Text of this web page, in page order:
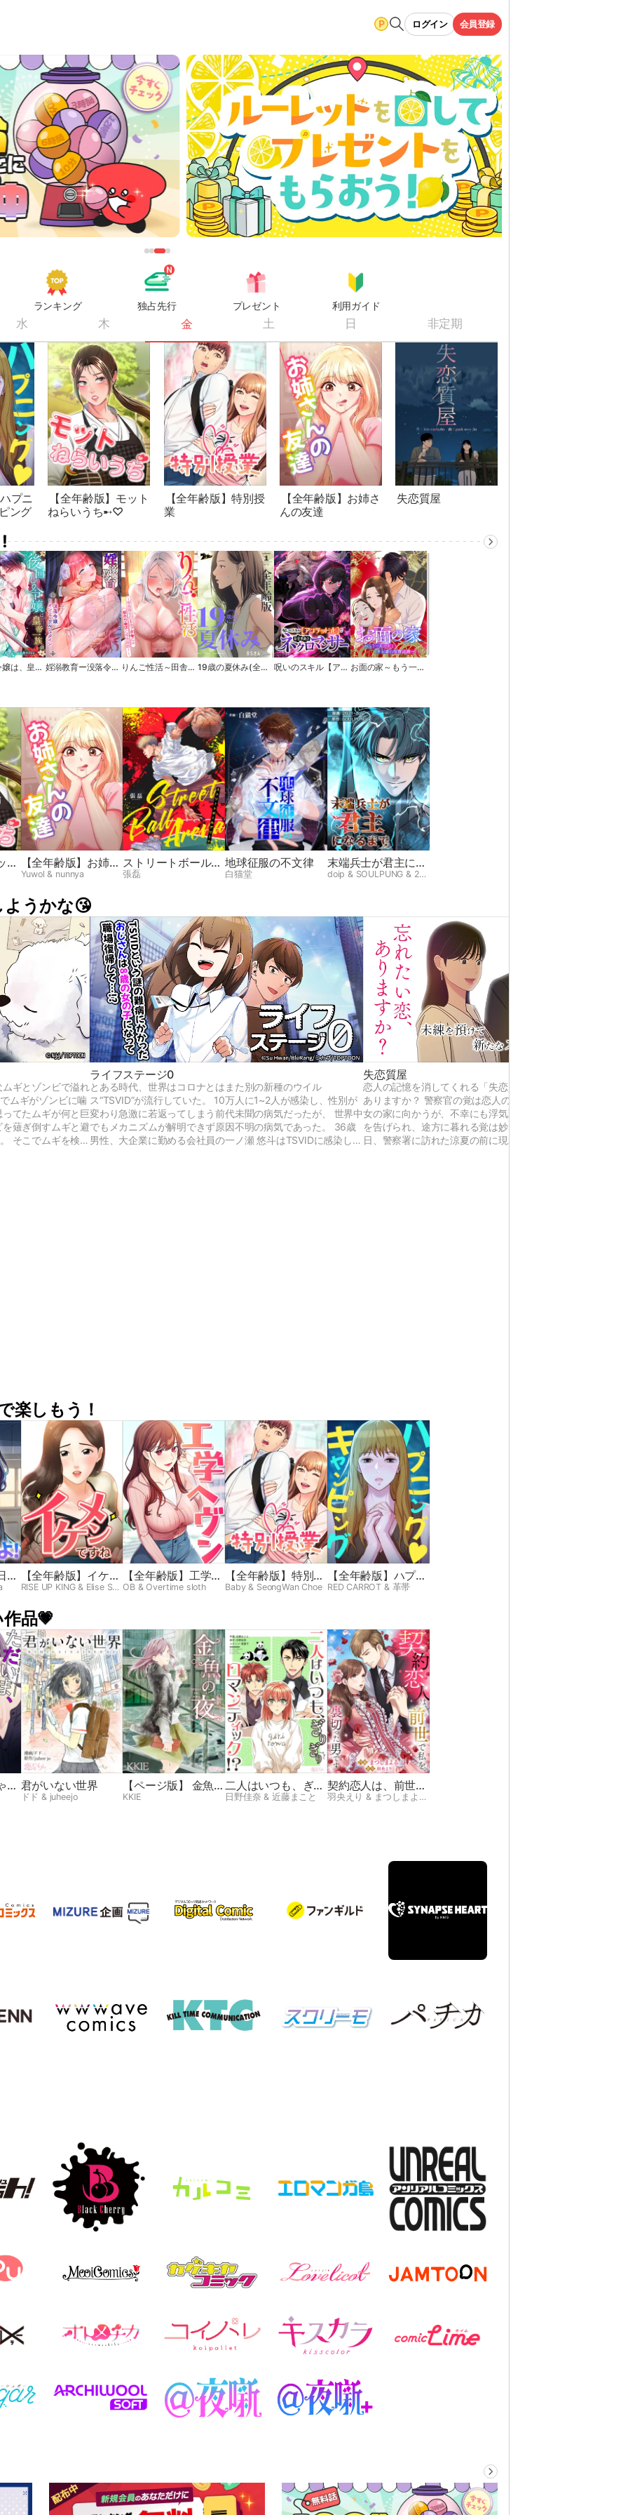
ログイン 会員登録
ランキング 独占先行 プレゼント 利用ガイド
水 木 金 土 日 非定期
プニ
ング
【全年齢版】モット
ねらいうち➸♡
【全年齢版】特別授
業
【全年齢版】お姉さ
んの友達
失恋質屋
後回し令嬢は、皇帝一族の愛され世話係になりました【タテヨミ】 婬溺教育ー没落令嬢 リオン・エーデルシュタインー【ソフト版】【フルカラー】【タテヨミ】 りんご性活～田舎育ちのエルフま●こは都会ち●ぽと相性抜群！【ソフト版】【フルカラー】【タテヨミ】 19歳の夏休み(全年齢版)【タテヨミ】 呪いのスキル【アンデット化】で最恐無敵のネクロマンサー【フルカラー】【タテヨミ】 お面の家～もう一人の夫とサレ妻の復讐計画～【フルカラー】【タテヨミ】
ト
【全年齢版】お姉さ
んの友達
Yuwol & nunnya
ストリートボールア
リーナ
張磊
地球征服の不文律
白猫堂
末端兵士が君主にな
るまで
doip & SOULPUNG & 2631
うかな😘
ギとゾンビで溢れ
ムギがゾンビに噛
てたムギが何と巨
薙ぎ倒すムギと避
そこでムギを検査
ライフステージ0
とある時代、世界はコロナとはまた別の新種のウイル
ス“TSVID”が流行していた。 10万人に1~2人が感染し、性別が
変わり急激に若返ってしまう前代未聞の病気だったが、 世界中
でもメカニズムが解明できず原因不明の病気であった。 36歳
男性、大企業に勤める会社員の一ノ瀬 悠斗はTSVIDに感染し、
失恋質屋
恋人の記憶を消してくれる「失恋質屋」。あなたは見たこと
ありますか？ 警察官の覚は恋人の涼夏にプロポーズしよう
女の家に向かうが、不幸にも浮気現場を目撃してしまう。
を告げられ、途方に暮れる覚は妙な質屋の看板を見つけて…
日、警察署に訪れた涼夏の前に現れたのは、彼女も、彼女と
楽しもう！
か
【全年齢版】イケメ
ンですね
RISE UP KING & Elise Shin
【全年齢版】工学ヘ
ヴン
OB & Overtime sloth
【全年齢版】特別授
業
Baby & SeongWan Choe
【全年齢版】ハプニ
ング♡キャンピング
RED CARROT & 革帯
品💗
ま 君がいない世界
ドド & juheejo
【ページ版】 金魚の
夜
KKIE
二人はいつも、ぎり
ぎりロマンティッ
日野佳奈 & 近藤まこと
契約恋人は、前世で
私を裏切った男です
羽央えり & まつしまよる & JAMTOON